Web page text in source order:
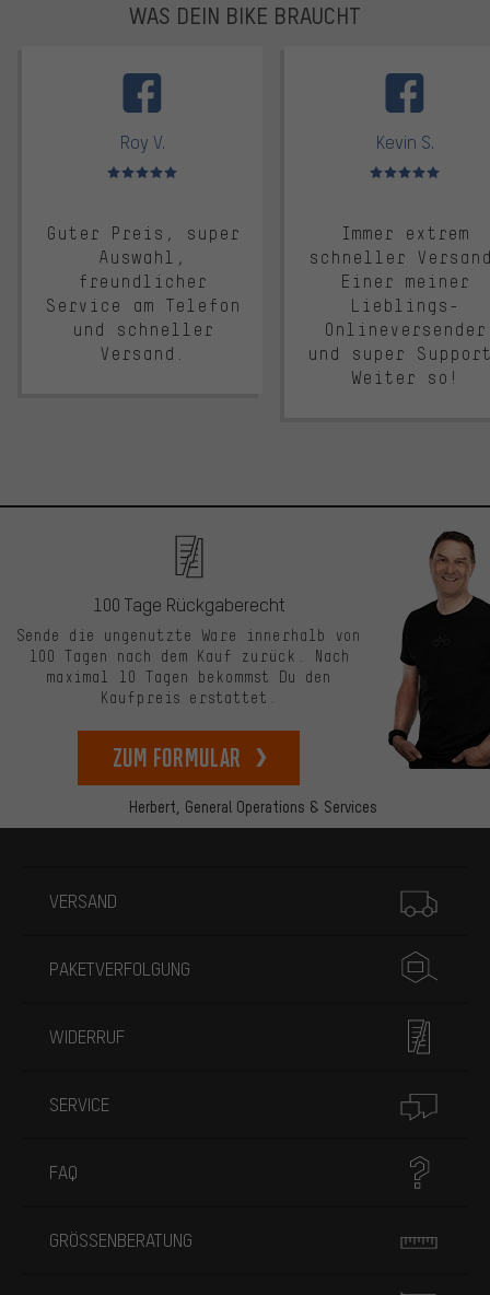
WAS DEIN BIKE BRAUCHT
Roy V.
Bewertungen: 5 von 5
Guter Preis, super
Auswahl,
freundlicher
Service am Telefon
und schneller
Versand.
Kevin S.
Bewertungen: 5 von 5
Immer extrem
schneller
Einer meiner
Lieblings-
Onlineversender
und super
Weiter so!
Herbert, General Operations & Services
100 Tage Rückgaberecht
Sende die ungenutzte Ware innerhalb von
100 Tagen nach dem Kauf zurück. Nach
maximal 10 Tagen bekommst Du den
Kaufpreis erstattet.
zum Formular
VERSAND
PAKETVERFOLGUNG
WIDERRUF
SERVICE
FAQ
GRÖSSENBERATUNG